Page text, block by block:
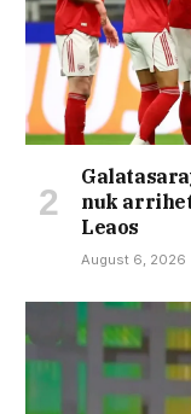
nuk
Leaos
August 6, 2026